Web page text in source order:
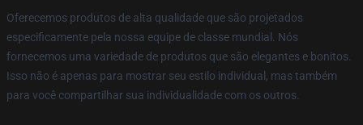
Oferecemos produtos de alta qualidade que são projetados
especificamente pela nossa equipe de classe mundial. Nós
fornecemos uma variedade de produtos que são elegantes e bonitos.
Isso não é apenas para mostrar seu estilo individual, mas também
para você compartilhar sua individualidade com os outros.